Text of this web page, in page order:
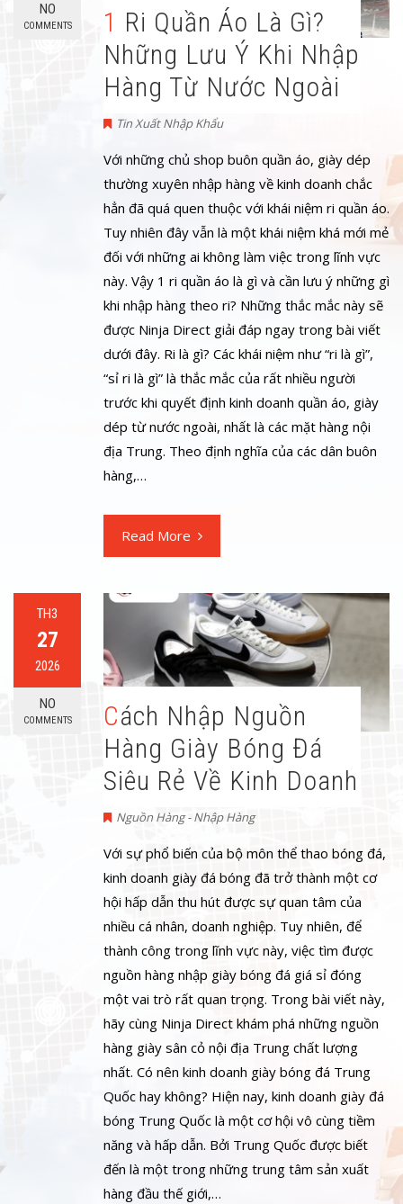
NO
COMMENTS
1 Ri Quần Áo Là Gì?
Những Lưu Ý Khi Nhập
Hàng Từ Nước Ngoài
Tin Xuất Nhập Khẩu
Với những chủ shop buôn quần áo, giày dép
thường xuyên nhập hàng về kinh doanh chắc
hẳn đã quá quen thuộc với khái niệm ri quần áo.
Tuy nhiên đây vẫn là một khái niệm khá mới mẻ
đối với những ai không làm việc trong lĩnh vực
này. Vậy 1 ri quần áo là gì và cần lưu ý những gì
khi nhập hàng theo ri? Những thắc mắc này sẽ
được Ninja Direct giải đáp ngay trong bài viết
dưới đây. Ri là gì? Các khái niệm như “ri là gì”,
“sỉ ri là gì” là thắc mắc của rất nhiều người
trước khi quyết định kinh doanh quần áo, giày
dép từ nước ngoài, nhất là các mặt hàng nội
địa Trung. Theo định nghĩa của các dân buôn
hàng,…
Read More
TH3
27
2026
NO
COMMENTS
Cách Nhập Nguồn
Hàng Giày Bóng Đá
Siêu Rẻ Về Kinh Doanh
Nguồn Hàng - Nhập Hàng
Với sự phổ biến của bộ môn thể thao bóng đá,
kinh doanh giày đá bóng đã trở thành một cơ
hội hấp dẫn thu hút được sự quan tâm của
nhiều cá nhân, doanh nghiệp. Tuy nhiên, để
thành công trong lĩnh vực này, việc tìm được
nguồn hàng nhập giày bóng đá giá sỉ đóng
một vai trò rất quan trọng. Trong bài viết này,
hãy cùng Ninja Direct khám phá những nguồn
hàng giày sân cỏ nội địa Trung chất lượng
nhất. Có nên kinh doanh giày bóng đá Trung
Quốc hay không? Hiện nay, kinh doanh giày đá
bóng Trung Quốc là một cơ hội vô cùng tiềm
năng và hấp dẫn. Bởi Trung Quốc được biết
đến là một trong những trung tâm sản xuất
hàng đầu thế giới,…